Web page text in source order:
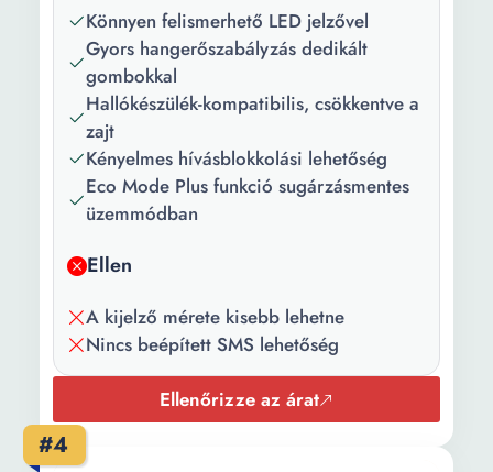
Caller ID:
Igen
Tárcsázott
számok listája:
50 szám
Működési idő
(h):
Akkumulátor
7 h
Csengetési
hangerő:
Méretek (mm): 54 x 31 x 171 mm
130 g 140 g
Egyéb:
Könnyen felismerhető LED jelzővel
Gyors hangerőszabályzás dedikált
gombokkal
Hallókészülék-kompatibilis, csökkentve a
zajt
Kényelmes hívásblokkolási lehetőség
Eco Mode Plus funkció sugárzásmentes
üzemmódban
Ellen
A kijelző mérete kisebb lehetne
Nincs beépített SMS lehetőség
Ellenőrizze az árat
#4